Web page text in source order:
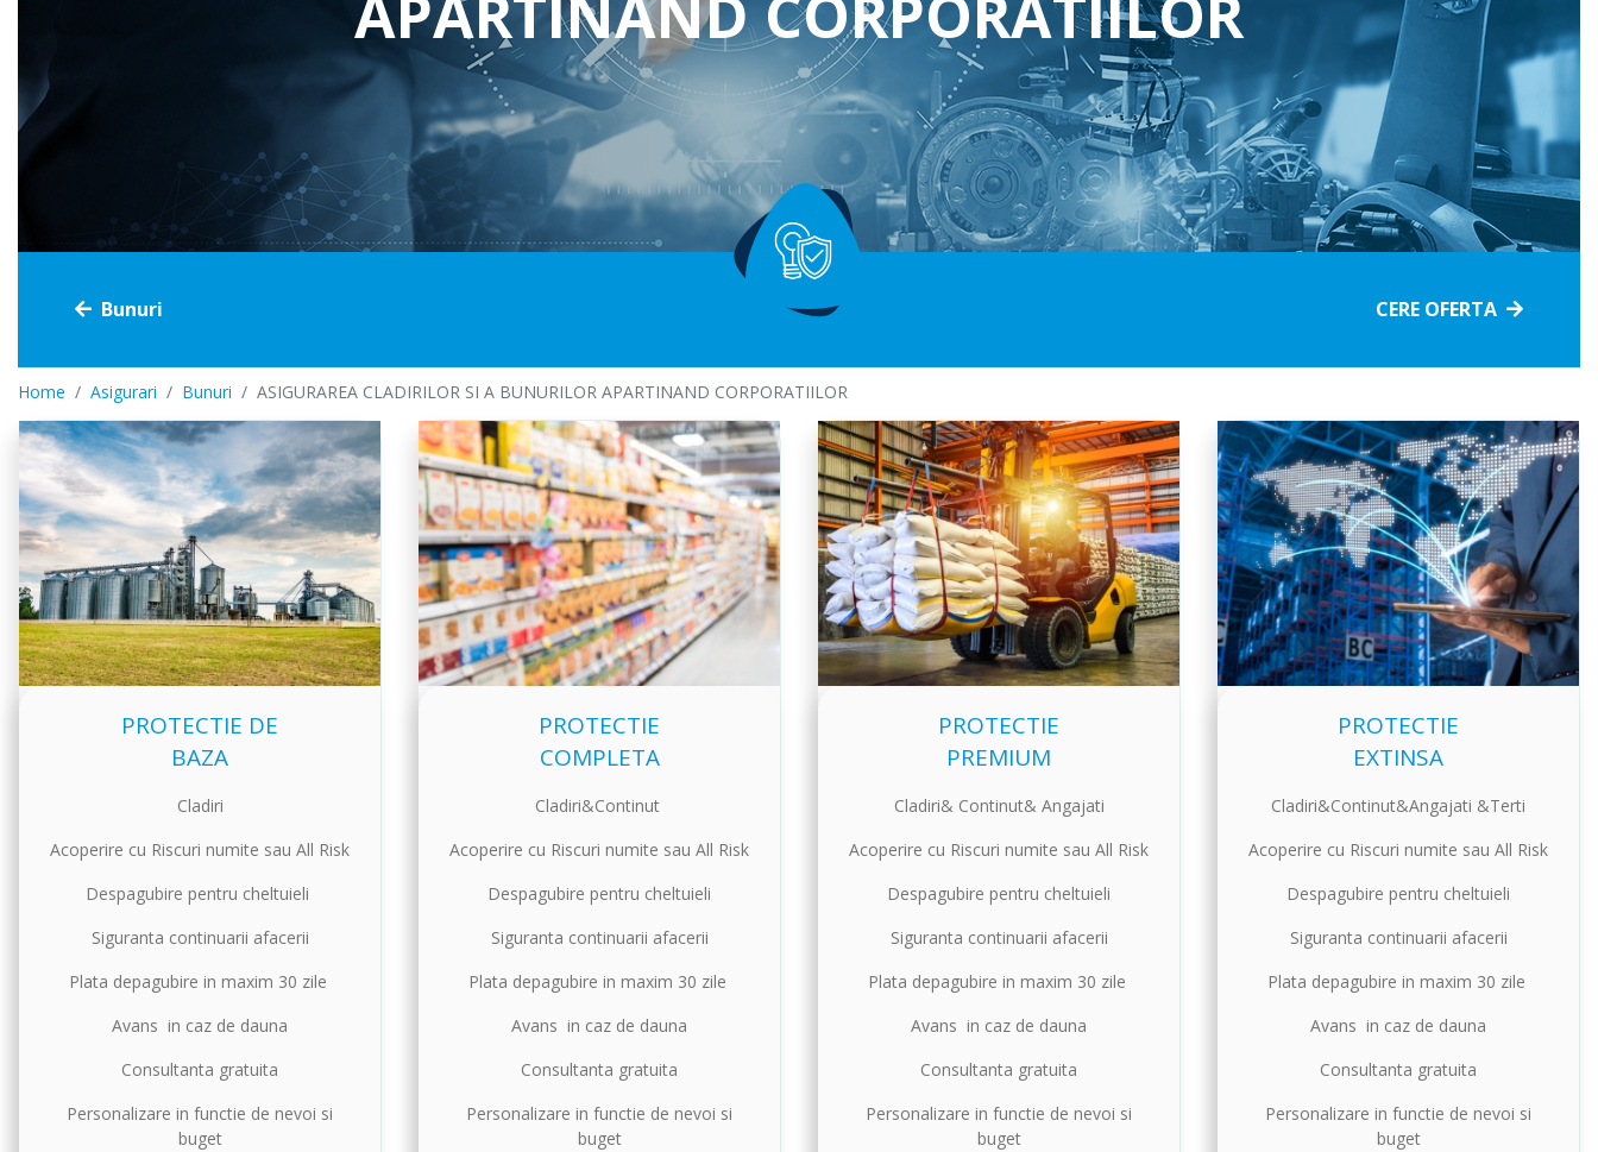
Voiaj
Cumpara online
Asigurare facultativa
Profesionale
Alte tipuri de raspunderi civile
Satanate si boli
grave
Celule stem
Deces
&Investitii
Pentru viza in
Pensii private
Pentru animale
Pentru pasari
Pentru sere si solare
Pentru vita de vie si pomi
fructiferi
Bunuri CERE OFERTA
Home Asigurari Bunuri ASIGURAREA CLADIRILOR SI A BUNURILOR APARTINAND CORPORATIILOR
PROTECTIE DE
BAZA
Cladiri
Acoperire cu Riscuri numite sau All Risk
Despagubire pentru cheltuieli
Siguranta continuarii afacerii
Plata depagubire in maxim 30 zile
Avans in caz de dauna
Consultanta gratuita
Personalizare in functie de nevoi si
buget
PROTECTIE
COMPLETA
Cladiri&Continut
Acoperire cu Riscuri numite sau All Risk
Despagubire pentru cheltuieli
Siguranta continuarii afacerii
Plata depagubire in maxim 30 zile
Avans in caz de dauna
Consultanta gratuita
Personalizare in functie de nevoi si
buget
PROTECTIE
PREMIUM
Cladiri& Continut& Angajati
Acoperire cu Riscuri numite sau All Risk
Despagubire pentru cheltuieli
Siguranta continuarii afacerii
Plata depagubire in maxim 30 zile
Avans in caz de dauna
Consultanta gratuita
Personalizare in functie de nevoi si
buget
PROTECTIE
EXTINSA
Cladiri&Continut&Angajati &Terti
Acoperire cu Riscuri numite sau All Risk
Despagubire pentru cheltuieli
Siguranta continuarii afacerii
Plata depagubire in maxim 30 zile
Avans in caz de dauna
Consultanta gratuita
Personalizare in functie de nevoi si
buget